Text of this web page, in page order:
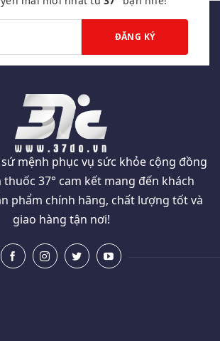
mệnh phục vụ sức khỏe cộng đồng
37° cam kết mang đến khách
phẩm chính hãng, chất lượng tốt và
giao hàng tận nơi!